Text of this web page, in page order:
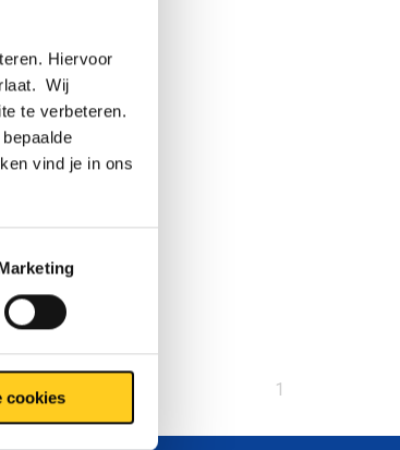
Hiervoor
Wij
te verbeteren.
vind je in ons
cookies
U1